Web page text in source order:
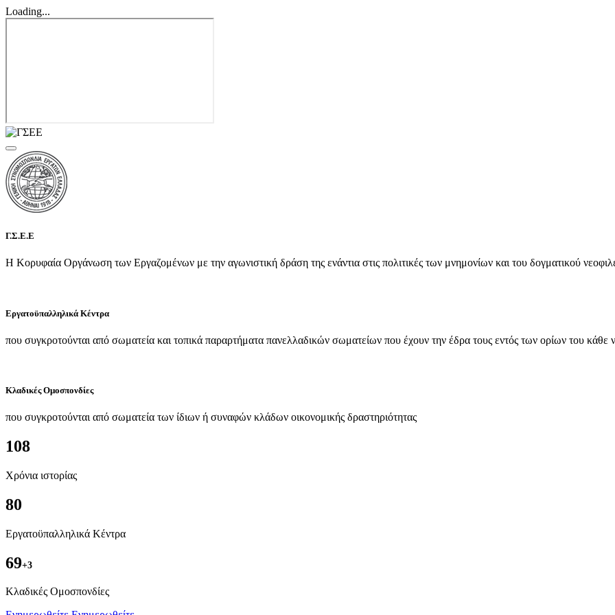
Loading...
Γ.Σ.Ε.Ε
Η Κορυφαία Οργάνωση των Εργαζομένων με την αγωνιστική δράση της ενάντια στις πολιτικές των μνημονίων και του δογματικού
Εργατοϋπαλληλικά Κέντρα
που συγκροτούνται από σωματεία και τοπικά παραρτήματα πανελλαδικών σωματείων που έχουν την έδρα τους εντός των ορίων του κάθε
Κλαδικές Ομοσπονδίες
που συγκροτούνται από σωματεία των ίδιων ή συναφών κλάδων οικονομικής δραστηριότητας
108
Χρόνια ιστορίας
80
Εργατοϋπαλληλικά Κέντρα
69+3
Kλαδικές Ομοσπονδίες